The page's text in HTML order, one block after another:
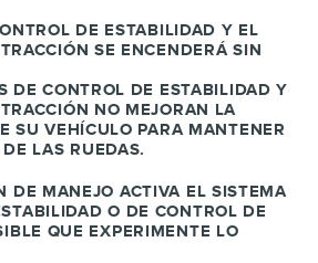
DE ESTABILIDAD Y EL
SE ENCENDERÁ SIN
DE CONTROL DE ESTABILIDAD Y
NO MEJORAN LA
SU VEHÍCULO PARA MANTENER
LAS RUEDAS.
DE MANEJO ACTIVA EL SISTEMA
O DE CONTROL DE
QUE EXPERIMENTE LO